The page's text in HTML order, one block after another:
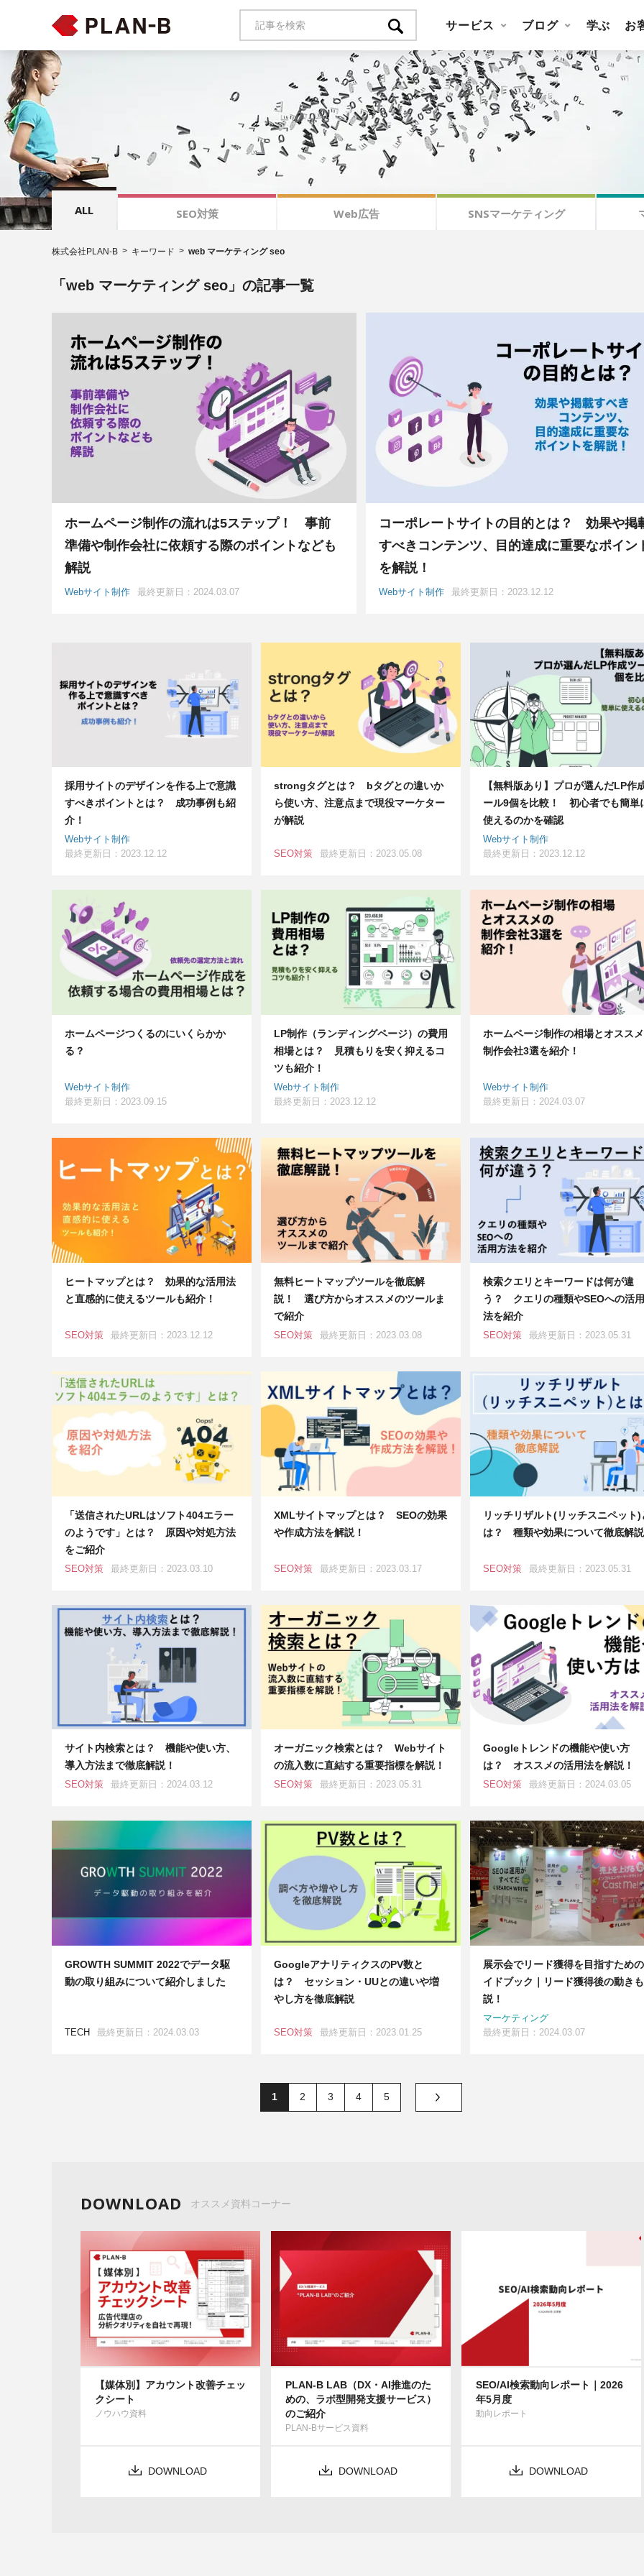
サービス ブログ 学ぶ お
ALL SEO対策 Web広告 SNSマーケティング
株式会社PLAN-B キーワード web マーケティング seo
「web マーケティング seo」の記事一覧
ホームページ制作の流れは5ステップ！ 事前
準備や制作会社に依頼する際のポイントなども
解説
Webサイト制作 最終更新日：2024.03.07
コーポレートサイトの目的とは？ 効果や掲
すべきコンテンツ、目的達成に重要なポイン
を解説！
Webサイト制作 最終更新日：2023.12.12
採用サイトのデザインを作る上で意識
すべきポイントとは？ 成功事例も紹
介！
Webサイト制作
最終更新日：2023.12.12
strongタグとは？ bタグとの違いか
ら使い方、注意点まで現役マーケター
が解説
SEO対策 最終更新日：2023.05.08
【無料版あり】プロが選んだLP作
ール9個を比較！ 初心者でも簡単
使えるのかを確認
Webサイト制作
最終更新日：2023.12.12
ホームページつくるのにいくらかか
る？
Webサイト制作
最終更新日：2023.09.15
LP制作（ランディングページ）の費用
相場とは？ 見積もりを安く抑えるコ
ツも紹介！
Webサイト制作
最終更新日：2023.12.12
ホームページ制作の相場とオスス
制作会社3選を紹介！
Webサイト制作
最終更新日：2024.03.07
ヒートマップとは？ 効果的な活用法
と直感的に使えるツールも紹介！
SEO対策 最終更新日：2023.12.12
無料ヒートマップツールを徹底解
説！ 選び方からオススメのツールま
で紹介
SEO対策 最終更新日：2023.03.08
検索クエリとキーワードは何が違
う？ クエリの種類やSEOへの活
法を紹介
SEO対策 最終更新日：2023.05.31
「送信されたURLはソフト404エラー
のようです」とは？ 原因や対処方法
をご紹介
SEO対策 最終更新日：2023.03.10
XMLサイトマップとは？ SEOの効果
や作成方法を解説！
SEO対策 最終更新日：2023.03.17
リッチリザルト(リッチスニペット)
は？ 種類や効果について徹底解説
SEO対策 最終更新日：2023.05.31
サイト内検索とは？ 機能や使い方、
導入方法まで徹底解説！
SEO対策 最終更新日：2024.03.12
オーガニック検索とは？ Webサイト
の流入数に直結する重要指標を解説！
SEO対策 最終更新日：2023.05.31
Googleトレンドの機能や使い方
は？ オススメの活用法を解説！
SEO対策 最終更新日：2024.03.05
GROWTH SUMMIT 2022でデータ駆
動の取り組みについて紹介しました
TECH 最終更新日：2024.03.03
GoogleアナリティクスのPV数と
は？ セッション・UUとの違いや増
やし方を徹底解説
SEO対策 最終更新日：2023.01.25
展示会でリード獲得を目指すため
イドブック｜リード獲得後の動き
説！
マーケティング
最終更新日：2024.03.07
1 2 3 4 5
DOWNLOAD オススメ資料コーナー
【媒体別】アカウント改善チェッ
クシート
ノウハウ資料
DOWNLOAD
PLAN-B LAB（DX・AI推進のた
めの、ラボ型開発支援サービス）
のご紹介
PLAN-Bサービス資料
DOWNLOAD
SEO/AI検索動向レポート｜2026
年5月度
動向レポート
DOWNLOAD